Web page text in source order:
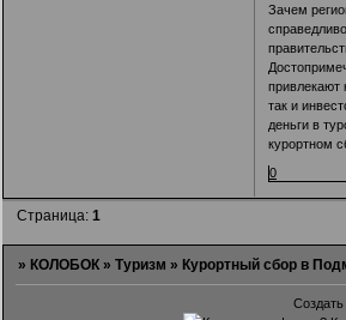
Зачем
привлекают
так и
деньги в
курортном
0
Страница:1
» КОЛОБОК »Туризм » Курортный сбор в